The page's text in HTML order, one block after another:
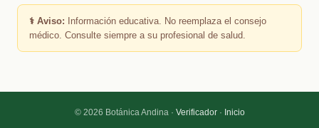
⚕️ Aviso: Información educativa. No reemplaza el consejo
médico. Consulte siempre a su profesional de salud.
© 2026 Botánica Andina · Verificador· Inicio